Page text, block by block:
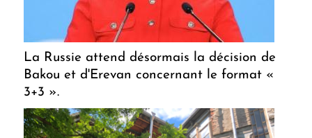
La Russie attend désormais la décision de
Bakou et d'Erevan concernant le format «
3+3 ».